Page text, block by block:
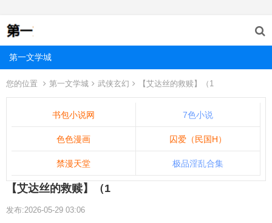
第一文学城
您的位置 第一文学城 武侠玄幻 【艾达丝的救赎】（1
书包小说网 7色小说
色色漫画 囚爱（民国H）
禁漫天堂 极品淫乱合集
【艾达丝的救赎】（1
发布:2026-05-29 03:06